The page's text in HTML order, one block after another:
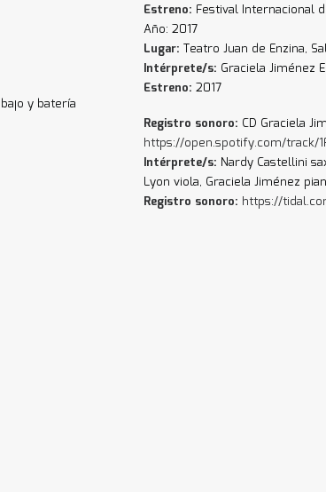
y batería
Estreno: Festival Internacional
Año: 2017
Lugar: Teatro Juan de Enzina,
Intérprete/s: Graciela Jiménez
Estreno: 2017
Registro sonoro: CD Graciela
https://open.spotify.com/track/
Intérprete/s: Nardy Castellini
Lyon viola, Graciela Jiménez
Registro sonoro: https://